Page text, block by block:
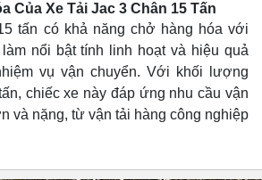
Của Xe Tải Jac 3 Chân 15 Tấn
tấn có khả năng chở hàng hóa với
nổi bật tính linh hoạt và hiệu quả
vụ vận chuyển. Với khối lượng
chiếc xe này đáp ứng nhu cầu vận
và nặng, từ vận tải hàng công nghiệp